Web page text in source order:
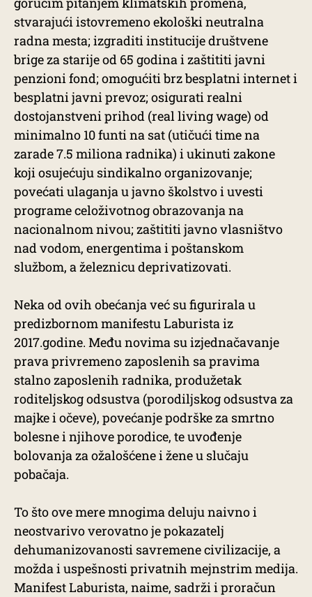
stvarajući istovremeno ekološki neutralna
radna mesta; izgraditi institucije društvene
brige za starije od 65 godina i zaštititi javni
penzioni fond; omogućiti brz besplatni internet i
besplatni javni prevoz; osigurati realni
dostojanstveni prihod (real living wage) od
minimalno 10 funti na sat (utičući time na
zarade 7.5 miliona radnika) i ukinuti zakone
koji osujećuju sindikalno organizovanje;
povećati ulaganja u javno školstvo i uvesti
programe celoživotnog obrazovanja na
nacionalnom nivou; zaštititi javno vlasništvo
nad vodom, energentima i poštanskom
službom, a železnicu deprivatizovati.
Neka od ovih obećanja već su figurirala u
predizbornom manifestu Laburista iz
2017.godine. Među novima su izjednačavanje
prava privremeno zaposlenih sa pravima
stalno zaposlenih radnika, produžetak
roditeljskog odsustva (porodiljskog odsustva za
majke i očeve), povećanje podrške za smrtno
bolesne i njihove porodice, te uvođenje
bolovanja za ožalošćene i žene u slučaju
pobačaja.
To što ove mere mnogima deluju naivno i
neostvarivo verovatno je pokazatelj
dehumanizovanosti savremene civilizacije, a
možda i uspešnosti privatnih mejnstrim medija.
Manifest Laburista, naime, sadrži i proračun